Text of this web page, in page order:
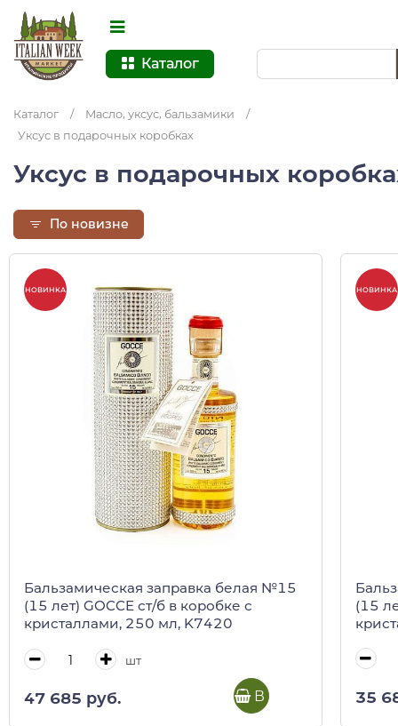
Каталог
Каталог / Масло, уксус, бальзамики
/
Уксус в подарочных коробках
Уксус в подарочных
По новизне
НОВИНКА
Бальзамическая заправка белая №15
(15 лет) GOCCE ст/б в коробке с
кристаллами, 250 мл, K7420
шт
47 685 руб. В корзину
НОВИНКА
(15
35